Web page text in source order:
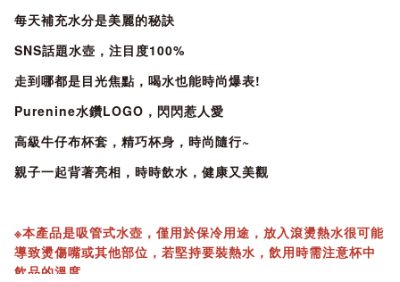
每天補充水分是美麗的秘訣
SNS話題水壺，注目度100%
走到哪都是目光焦點，喝水也能時尚爆表!
Purenine水鑽LOGO，閃閃惹人愛
高級牛仔布杯套，精巧杯身，時尚隨行~
親子一起背著亮相，時時飲水，健康又美觀
※本產品是吸管式水壺，僅用於保冷用途，放入滾燙熱水很可能
導致燙傷嘴或其他部位，若堅持要裝熱水，飲用時需注意杯中
飲品的溫度。